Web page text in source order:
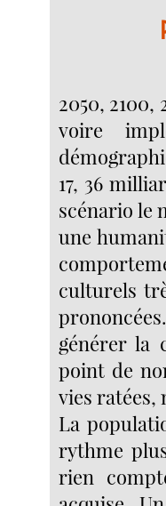
2050,
voire
17, 36
scénario le
une
culturels
générer la
point de
vies ratées,
La
rythme
rien